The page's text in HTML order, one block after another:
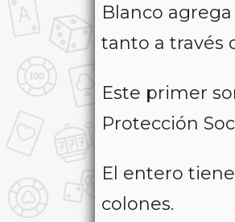
Blanco
tanto a través
Este primer
Protección
El entero
colones.